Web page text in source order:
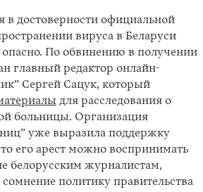
в достоверности официальной
вируса в Беларуси
По обвинению в получении
главный редактор онлайн-
Сергей Сацук, который
для расследования о
больницы. Организация
уже выразила поддержку
его арест можно воспринимать
белорусским журналистам,
политику правительства